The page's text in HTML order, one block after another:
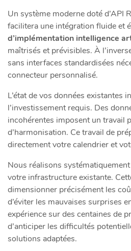
Un système moderne doté d’API
facilitera une intégration fluide et
d’implémentation intelligence
maîtrisés et prévisibles. À
sans interfaces standardisées
connecteur personnalisé.
L’état de vos données existantes
l’investissement requis. Des
incohérentes imposent un travail
d’harmonisation. Ce travail de
directement votre calendrier et
Nous réalisons
votre infrastructure existante.
dimensionner précisément les
d’éviter les mauvaises surprises
expérience sur des centaines de
d’anticiper les difficultés
solutions adaptées.